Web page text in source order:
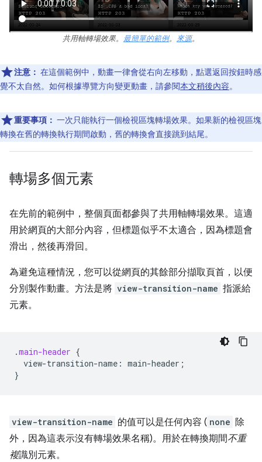
共用軸轉場效果。 最簡單的範例。 來源。
注意： 在這個範例中，動畫一律會從右向左移動，點選返回按鈕時感
覺不太自然。如何根據導覽方向變更動畫，請參閱本文稍後內容。
重要事項： 一次只能執行一個檢視區塊轉場效果。如果新的檢視區塊
轉換在舊的轉換執行期間啟動，舊的轉換會直接跳到結尾。
轉場多個元素
在先前的範例中，整個頁面都參與了共用軸轉場效果。這適
用於網頁的大部分內容，但標題似乎不太適合，因為標題會
滑出，然後再滑回。
為避免這種情況，您可以從網頁的其餘部分擷取頁首，以便
分別製作動畫。方法是將 view-transition-name 指派給
元素。
.main-header {
view-transition-name : main-header ;
}
view-transition-name 的值可以是任何內容 ( none 除
外，因為這表示沒有轉場效果名稱)。用於在轉換期間不重
複識別元素。